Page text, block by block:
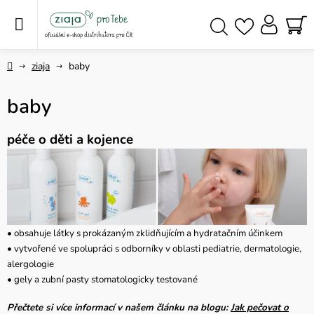
Domůziaja baby
baby
péče o děti a kojence
• obsahuje látky s prokázaným zklidňujícím a hydratačním účinkem
• vytvořené ve spolupráci s odborníky v oblasti pediatrie, dermatologie,
alergologie
• gely a zubní pasty stomatologicky testované
Přečtete si více informací v našem článku na blogu:Jak pečovat o